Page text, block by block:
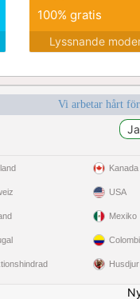
100% gratis
Lyssnande
Vi arbetar hårt
Kanada
USA
Mexiko
Husdjur